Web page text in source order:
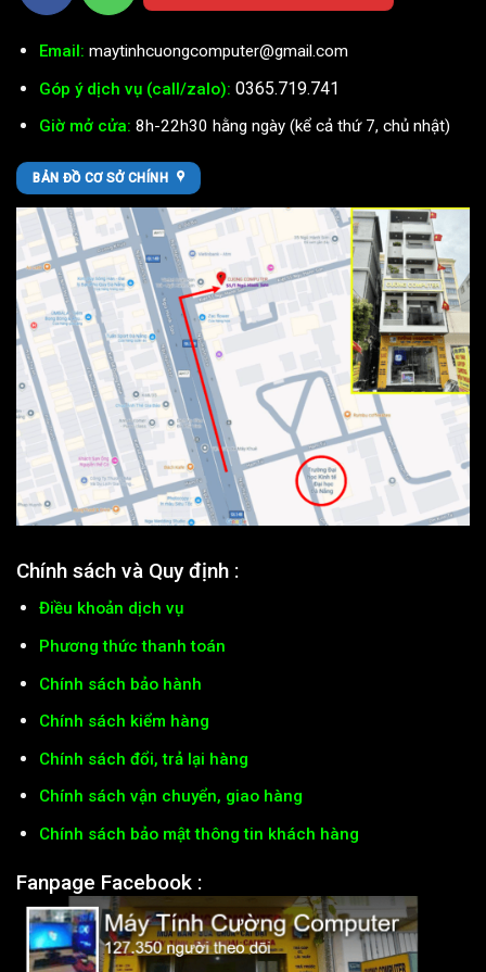
Email: maytinhcuongcomputer@gmail.com
Góp ý dịch vụ (call/zalo): 0365.719.741
Giờ mở cửa: 8h-22h30 hằng ngày (kể cả thứ 7, chủ nhật)
BẢN ĐỒ CƠ SỞ CHÍNH
Chính sách và Quy định :
Điều khoản dịch vụ
Phương thức thanh toán
Chính sách bảo hành
Chính sách kiểm hàng
Chính sách đổi, trả lại hàng
Chính sách vận chuyển, giao hàng
Chính sách bảo mật thông tin khách hàng
Fanpage Facebook :